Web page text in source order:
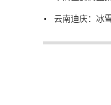
云南迪庆：冰